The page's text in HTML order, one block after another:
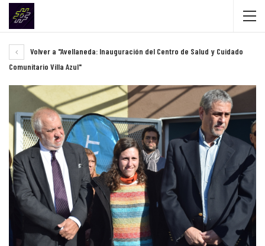
Volver a "Avellaneda: Inauguración del Centro de Salud y Cuidado
Comunitario Villa Azul"